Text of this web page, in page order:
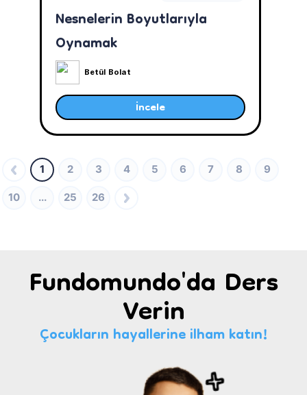
Nesnelerin Boyutlarıyla
Oynamak
Betül Bolat
İncele
1 2 3 4 5 6 7 8 9
10 ... 25 26
Fundomundo'da Ders
Verin
Çocukların hayallerine ilham katın!